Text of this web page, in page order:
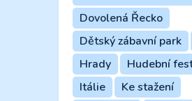
Dovolená Řecko
Dětský zábavní park
Hrady
Hudební
Itálie
Ke stažení